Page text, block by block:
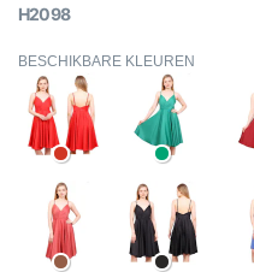
H2098
BESCHIKBARE KLEUREN